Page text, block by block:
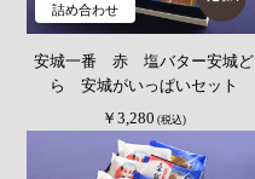
詰め合わせ
安城一番 赤 塩バター安城ど
ら 安城がいっぱいセット
￥3,280 (税込)